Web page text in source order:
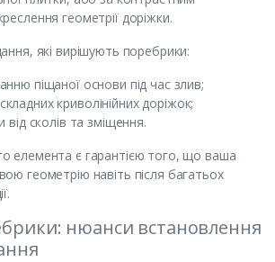
геометрії доріжки.
які вирішують поребрики:
піщаної основи під час злив;
криволінійних доріжок;
від сколів та зміщення.
елемента є гарантією того, що ваша
геометрію навіть після багатьох
нюанси встановлення